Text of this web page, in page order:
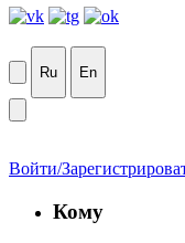
Ru En
Войти/
Кому